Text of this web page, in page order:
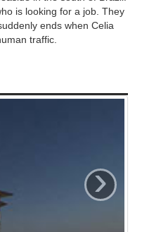
is looking for a job. They
ends when Celia
traffic.
›